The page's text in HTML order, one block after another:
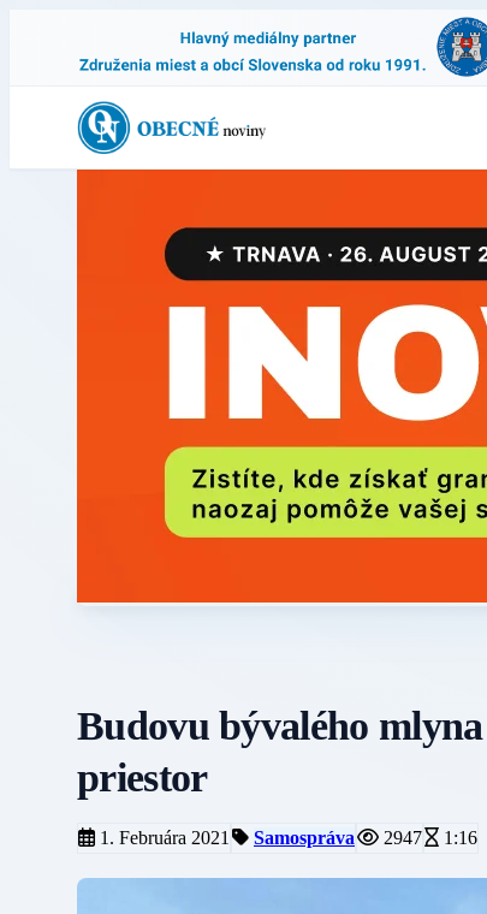
Budovu bývalého
priestor
1. Februára 2021 Samospráva 2947 1:16